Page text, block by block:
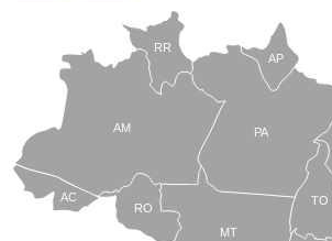
TO
AP
PA
RR
AM
AC
RO
MT